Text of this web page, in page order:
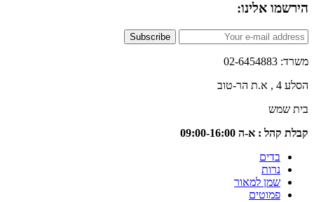
אלינו:
Subscribe
: א-ה 09:00-16:00
בדים
נרות
שמן למאור
פמוטים